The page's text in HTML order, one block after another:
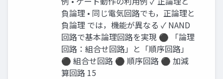
負論理 • 同じ電気回路でも，正論理と
負論理 では，機能が異なる ✓ NAND
回路で基本論理回路を実現 ⚫ 「論理
回路：組合せ回路」と「順序回路」
⚫ 組合せ回路 ⚫ 順序回路 ⚫ 加減
算回路 15